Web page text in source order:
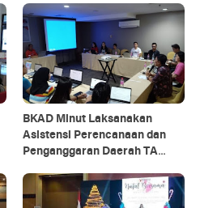
BKAD Minut Laksanakan
Asistensi Perencanaan dan
Penganggaran Daerah TA